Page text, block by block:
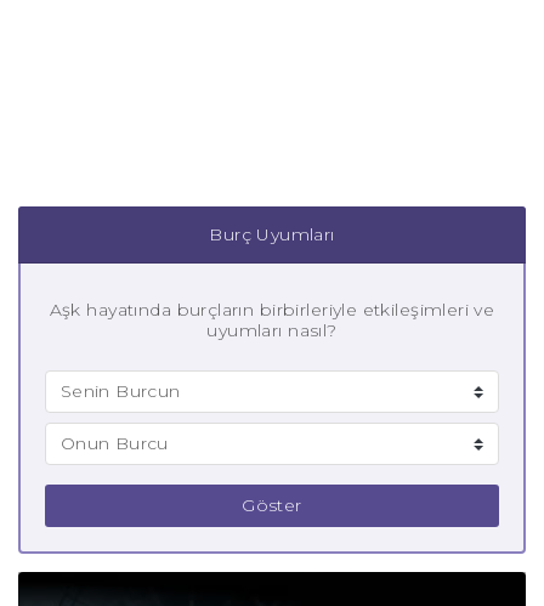
Burç Uyumları
Aşk hayatında burçların birbirleriyle etkileşimleri ve
uyumları nasıl?
Göster